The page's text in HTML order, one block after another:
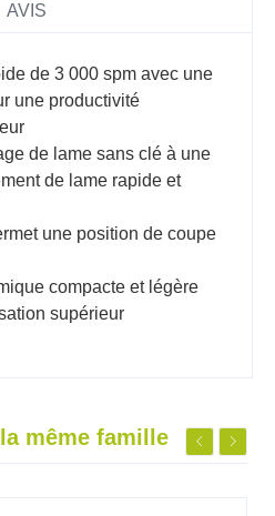
AVIS
de 3 000 spm avec une
une productivité
de lame sans clé à une
de lame rapide et
une position de coupe
compacte et légère
supérieur
même famille